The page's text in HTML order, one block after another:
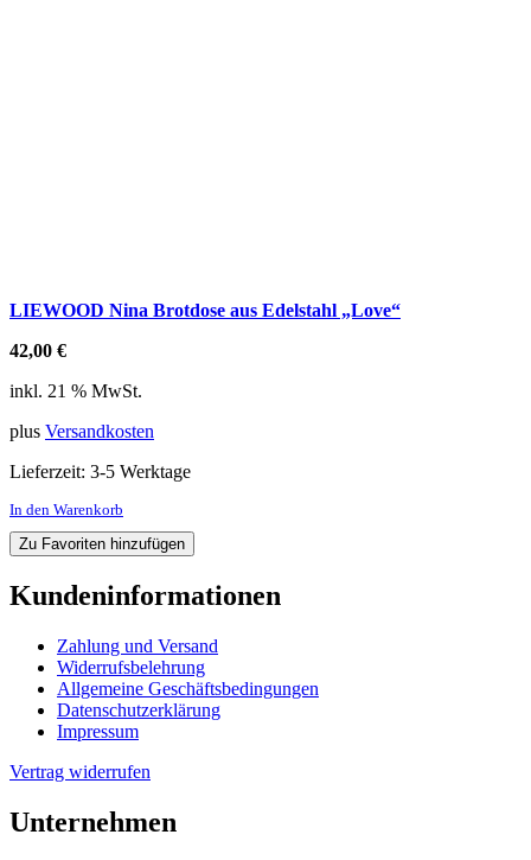
LIEWOOD Nina Brotdose aus Edelstahl „Love“
42,00 €
inkl. 21 % MwSt.
plus Versandkosten
Lieferzeit: 3-5 Werktage
In den Warenkorb
Zu Favoriten hinzufügen
Kundeninformationen
Zahlung und Versand
Widerrufsbelehrung
Allgemeine Geschäftsbedingungen
Datenschutzerklärung
Impressum
Vertrag widerrufen
Unternehmen